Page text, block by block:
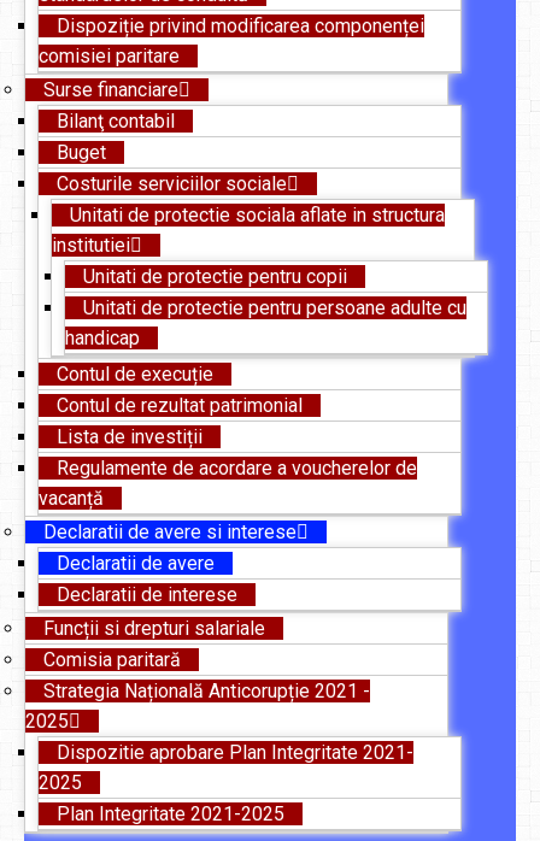
Dispoziție privind modificarea componenței
comisiei paritare
Surse financiare
Bilanţ contabil
Buget
Costurile serviciilor sociale
Unitati de protectie sociala aflate in structura
institutiei
Unitati de protectie pentru copii
Unitati de protectie pentru persoane adulte cu
handicap
Contul de execuție
Contul de rezultat patrimonial
Lista de investiții
Regulamente de acordare a voucherelor de
vacanță
Declaratii de avere si interese
Declaratii de avere
Declaratii de interese
Funcții si drepturi salariale
Comisia paritară
Strategia Națională Anticorupție 2021 -
2025
Dispozitie aprobare Plan Integritate 2021-
2025
Plan Integritate 2021-2025